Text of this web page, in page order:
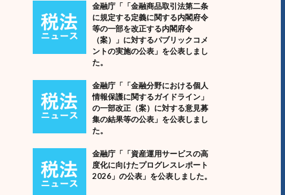
金融庁「「金融商品取引法第二条
に規定する定義に関する内閣府令
等の一部を改正する内閣府令
（案）」に対するパブリックコメ
ントの実施の公表」を公表しまし
た。
金融庁「「金融分野における個人
情報保護に関するガイドライン」
の一部改正（案）に対する意見募
集の結果等の公表」を公表しまし
た。
金融庁「「資産運用サービスの高
度化に向けたプログレスレポート
2026」の公表」を公表しました。